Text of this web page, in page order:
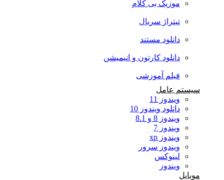
موزیک بی کلام
تیتراژ سریال
دانلود مستند
دانلود کارتون و انیمیشن
فیلم آموزشی
سیستم عامل
ویندوز 11
دانلود ویندوز 10
ویندوز 8 و 8.1
ویندوز 7
ویندوز xp
ویندوز سرور
لینوکس
ویندوز
موبایل